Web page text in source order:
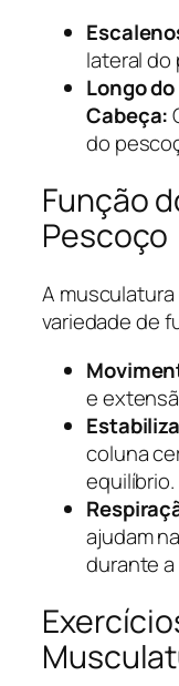
lateral do
Longo
Cabeça:
do
Função
Pescoço
A
variedade de
e
coluna
equilíbrio.
ajudam
durante